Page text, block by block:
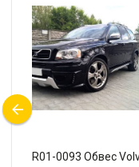
R01-0093 Обвес